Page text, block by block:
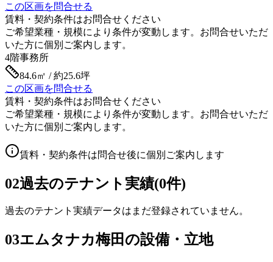
この区画を問合せる
賃料・契約条件はお問合せください
ご希望業種・規模により条件が変動します。お問合せいただ
いた方に個別ご案内します。
4階事務所
84.6㎡ / 約25.6坪
この区画を問合せる
賃料・契約条件はお問合せください
ご希望業種・規模により条件が変動します。お問合せいただ
いた方に個別ご案内します。
賃料・契約条件は問合せ後に個別ご案内します
02過去のテナント実績(0件)
過去のテナント実績データはまだ登録されていません。
03エムタナカ梅田の設備・立地